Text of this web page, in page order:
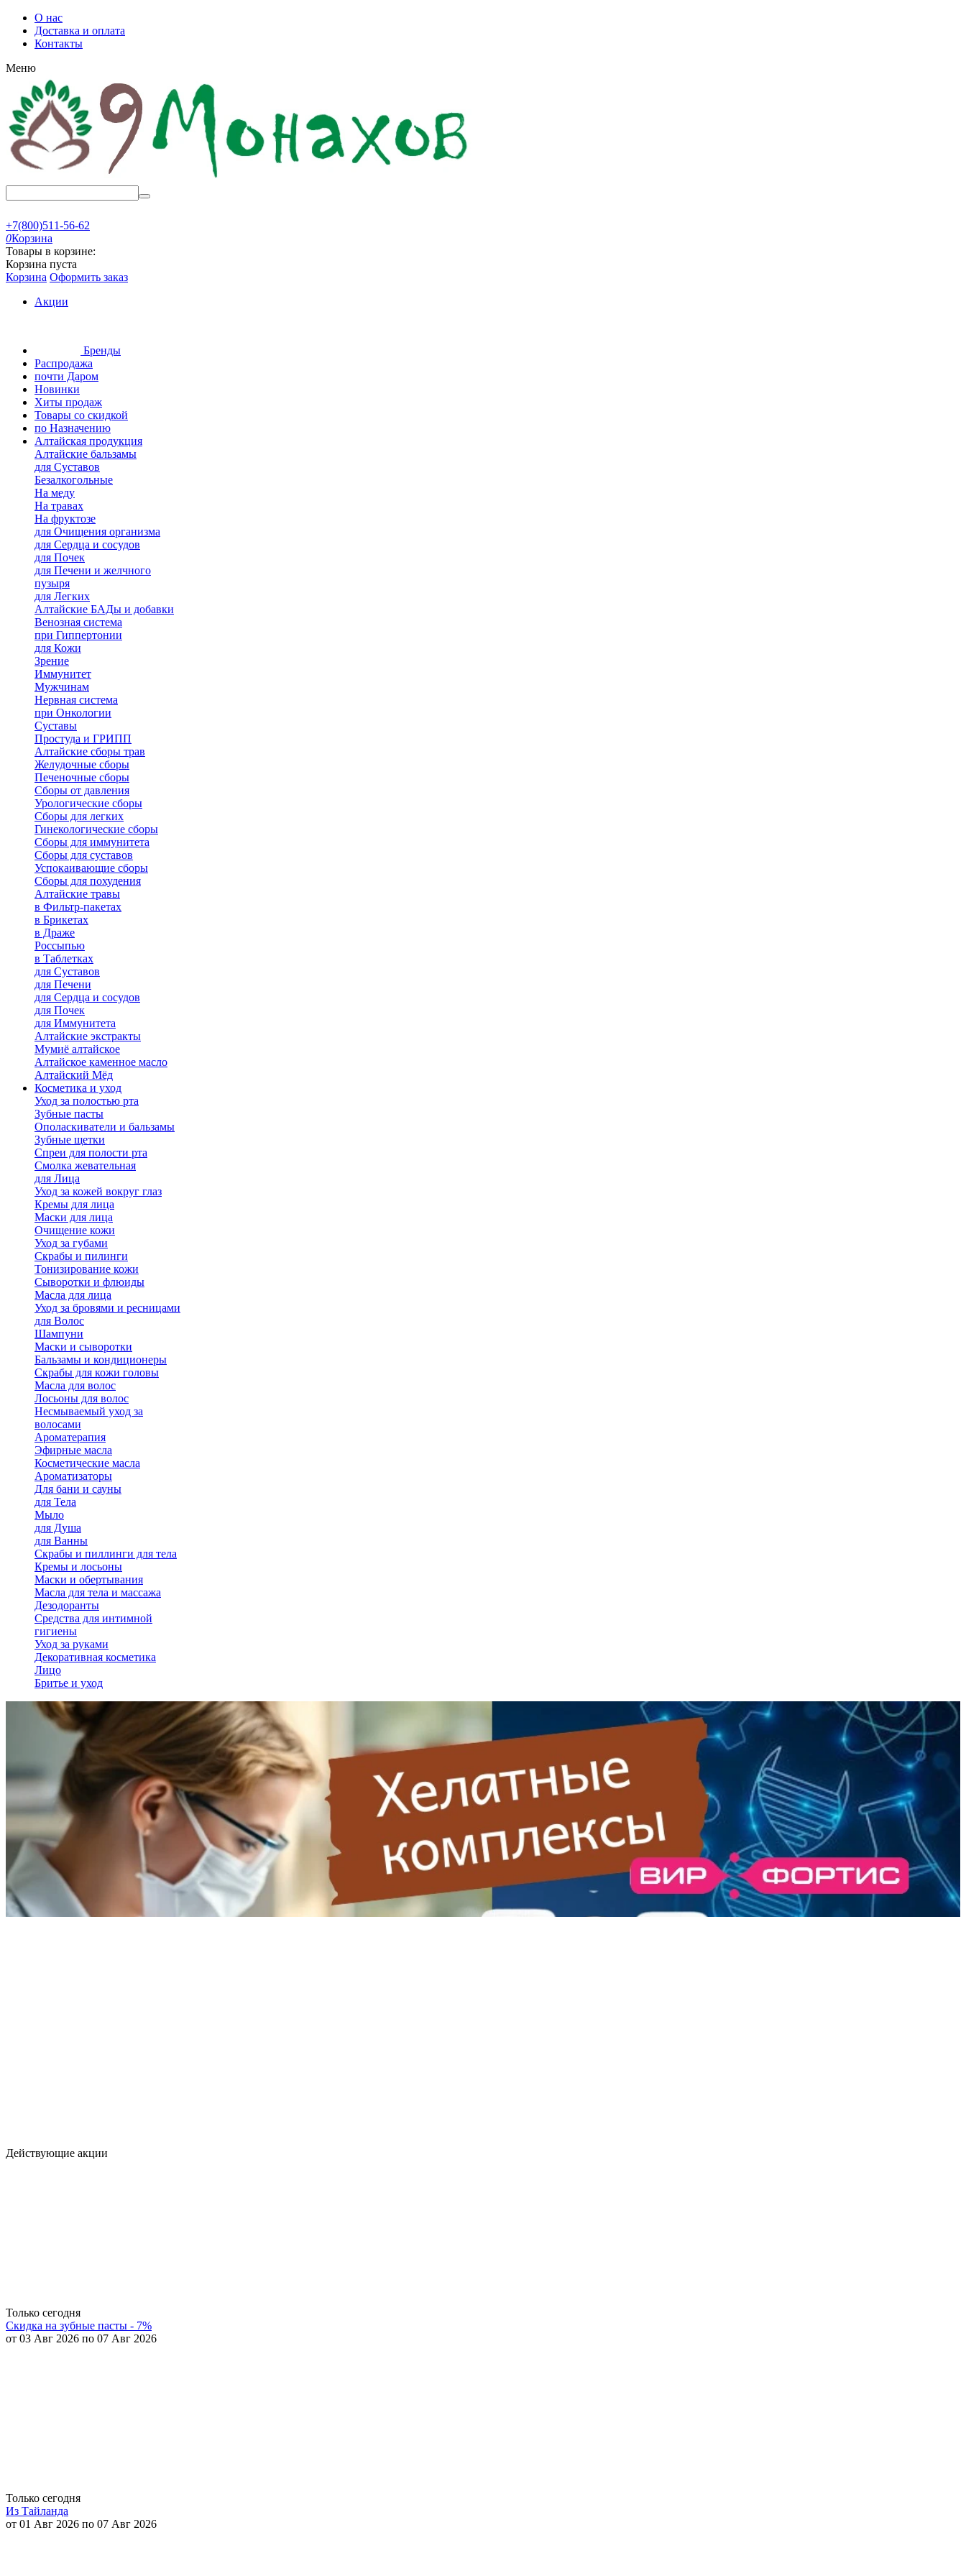
О нас
Доставка и оплата
Контакты
Меню
+7(800)511-56-62
0Корзина
Товары в корзине:
Корзина пуста
Корзина Оформить заказ
Акции
Бренды
Распродажа
почти Даром
Новинки
Хиты продаж
Товары со скидкой
по Назначению
Алтайская продукция
Алтайские бальзамы
для Суставов
Безалкогольные
На меду
На травах
На фруктозе
для Очищения организма
для Сердца и сосудов
для Почек
для Печени и желчного
пузыря
для Легких
Алтайские БАДы и добавки
Венозная система
при Гиппертонии
для Кожи
Зрение
Иммунитет
Мужчинам
Нервная система
при Онкологии
Суставы
Простуда и ГРИПП
Алтайские сборы трав
Желудочные сборы
Печеночные сборы
Сборы от давления
Урологические сборы
Сборы для легких
Гинекологические сборы
Сборы для иммунитета
Сборы для суставов
Успокаивающие сборы
Сборы для похудения
Алтайские травы
в Фильтр-пакетах
в Брикетах
в Драже
Россыпью
в Таблетках
для Cуставов
для Печени
для Сердца и сосудов
для Почек
для Иммунитета
Алтайские экстракты
Мумиё алтайское
Алтайское каменное масло
Алтайский Мёд
Косметика и уход
Уход за полостью рта
Зубные пасты
Ополаскиватели и бальзамы
Зубные щетки
Спреи для полости рта
Смолка жевательная
для Лица
Уход за кожей вокруг глаз
Кремы для лица
Маски для лица
Очищение кожи
Уход за губами
Скрабы и пилинги
Тонизирование кожи
Сыворотки и флюиды
Масла для лица
Уход за бровями и ресницами
для Волос
Шампуни
Маски и сыворотки
Бальзамы и кондиционеры
Скрабы для кожи головы
Масла для волос
Лосьоны для волос
Несмываемый уход за
волосами
Ароматерапия
Эфирные масла
Косметические масла
Ароматизаторы
Для бани и сауны
для Тела
Мыло
для Душа
для Ванны
Скрабы и пиллинги для тела
Кремы и лосьоны
Маски и обертывания
Масла для тела и массажа
Дезодоранты
Средства для интимной
гигиены
Уход за руками
Декоративная косметика
Лицо
Бритье и уход
Действующие акции
Только сегодня
Скидка на зубные пасты - 7%
от 03 Авг 2026 по 07 Авг 2026
Только сегодня
Из Тайланда
от 01 Авг 2026 по 07 Авг 2026